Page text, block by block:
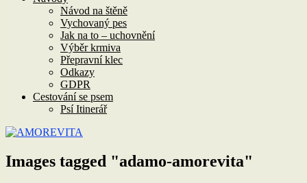
Návod na štěně
Vychovaný pes
Jak na to – uchovnění
Výběr krmiva
Přepravní klec
Odkazy
GDPR
Cestování se psem
Psí Itinerář
Images tagged "adamo-amorevita"